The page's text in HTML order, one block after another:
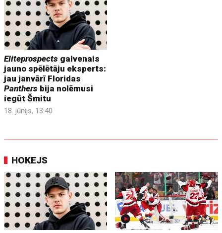
Eliteprospects galvenais
jauno spēlētāju eksperts:
jau janvārī Floridas
Panthers bija nolēmusi
iegūt Šmitu
18. jūnijs, 13:40
HOKEJS